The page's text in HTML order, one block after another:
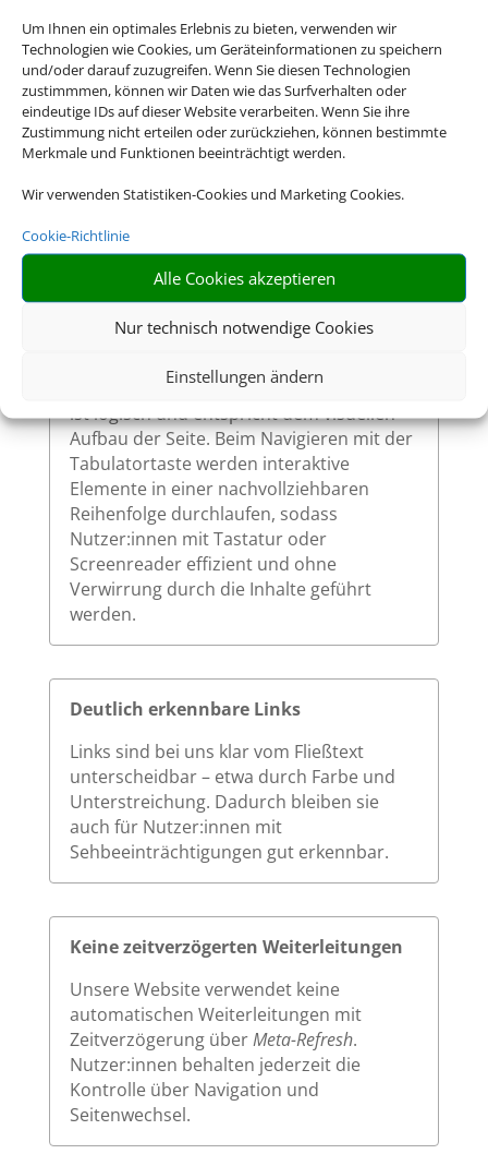
Um Ihnen ein optimales Erlebnis zu bieten, verwenden wir
Technologien wie Cookies, um Geräteinformationen zu speichern
und/oder darauf zuzugreifen. Wenn Sie diesen Technologien
zustimmmen, können wir Daten wie das Surfverhalten oder
eindeutige IDs auf dieser Website verarbeiten. Wenn Sie ihre
Zustimmung nicht erteilen oder zurückziehen, können bestimmte
Merkmale und Funktionen beeinträchtigt werden.
Wir verwenden Statistiken-Cookies und Marketing Cookies.
Cookie-Richtlinie
Alle Cookies akzeptieren
Nur technisch notwendige Cookies
Einstellungen ändern
Sichtbarer Fokus
Alle interaktiven Elemente auf unserer
Website – wie Links, Buttons oder
Formularfelder – zeigen klar sichtbar an,
So ermöglichen wir eine vollständige
Bedienung auch ohne Maus.
Sinnvolle Fokusreihenfolge bei
Die Fokusreihenfolge auf unserer Website
ist logisch und entspricht dem visuellen
Aufbau der Seite. Beim Navigieren mit der
Tabulatortaste werden interaktive
Elemente in einer nachvollziehbaren
Reihenfolge durchlaufen, sodass
Nutzer:innen mit Tastatur oder
Screenreader effizient und ohne
Verwirrung durch die Inhalte geführt
werden.
Deutlich erkennbare Links
Links sind bei uns klar vom Fließtext
unterscheidbar – etwa durch Farbe und
Unterstreichung. Dadurch bleiben sie
auch für Nutzer:innen mit
Sehbeeinträchtigungen gut erkennbar.
Keine zeitverzögerten Weiterleitungen
Unsere Website verwendet keine
automatischen Weiterleitungen mit
Zeitverzögerung überMeta-Refresh.
Nutzer:innen behalten jederzeit die
Kontrolle über Navigation und
Seitenwechsel.